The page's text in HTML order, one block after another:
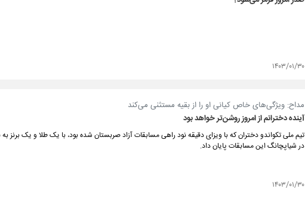
۱۴۰۳/۰۱/۳۰
مداح: ویژگی‌های خاص کیانی او را از بقیه مستثنی می‌کند
آینده دخترانم از امروز روشن‌تر خواهد بود
تیم ملی تکواندو دختران که با ویزای دقیقه نود راهی مسابقات آزاد صربستان شده بود، با یک طلا و یک برنز
در شیاپچانگ این مسابقات پایان داد.
۱۴۰۳/۰۱/۳۰